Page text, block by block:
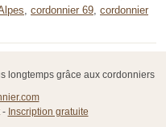
, cordonnier 69, cordonnier
longtemps grâce aux cordonniers
- Inscription gratuite